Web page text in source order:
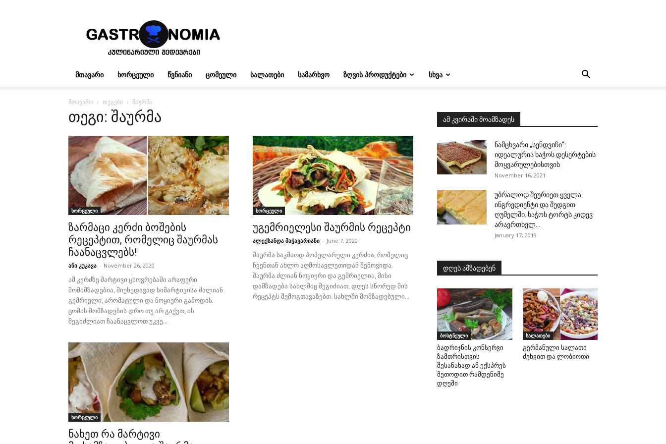
გასტრონომია
ᲛᲗᲐᲕᲐᲠᲘ ᲮᲝᲠᲪᲔᲣᲚᲘ ᲬᲕᲜᲘᲐᲜᲘ ᲪᲝᲛᲔᲣᲚᲘ ᲡᲐᲚᲐᲗᲔᲑᲘ ᲡᲐᲛᲐᲠᲮᲕᲝ ᲖᲦᲕᲘᲡ ᲞᲠᲝᲓᲣᲥᲢᲔᲑᲘ ᲡᲮᲕᲐ
მთავარი თეგები შაურმა
თეგი: შაურმა
ხორცეული
ზარმაცი კერძი ბოშების
რეცეპტით, რომელიც შაურმას
ჩაანაცვლებს!
ანი კუკავა - November 26, 2020
ამ კერძზე მარტივი ცხოვრებაში არაფერი
მომიმზადებია, მიუხედავად სიმარტივისა ძალიან
გემრიელი, არომატული და ნოყიერი გამოდის.
ცომის მომზადების დრო თუ არ გაქვთ, ის
შეგიძლიათ ჩაანაცვლოთ უკვე...
ხორცეული
უგემრიელესი შაურმის რეცეპტი
ალექსანდა მაჭავარიანი - June 7, 2020
შაურმა საკმაოდ პოპულარული კერძია, რომელიც
ჩვენთან ახლო აღმოსავლეთიდან შემოვიდა.
შაურმა ძლიან ნოყიერი და გემრიელია, მისი
დამზადება სახლშიც შეგიძიათ, დღეს სწორედ მის
რეცეპტს შემოგთავაზებთ. სახლში მომზადებული...
ხორცეული
ნახეთ რა მარტივი
ამ კვირაში მოამზადეს
ნამცხვარი „სენდვიჩი“:
იდეალურია ხაჭოს დესერტების
მოყვარულებისთვის
November 16, 2021
უბრალოდ შეურიეთ ყველა
ინგრედიენტი და შედგით
ღუმელში. ხაჭოს ტორტს კიდევ
არაერთხელ...
January 17, 2019
დღეს ამზადებენ
ბოსტნეული
ბადრიჯნის კონსერვი
ზამთრისთვის
შესანახად ან ექსპრეს
მეთოდით რამდენიმე
დღეში
სალათები
გერმანული სალათი
ძეხვით და ლობიოთი